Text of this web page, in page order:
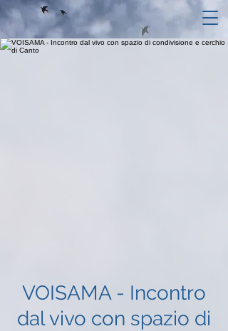
VOISAMA - Incontro
dal vivo con spazio di